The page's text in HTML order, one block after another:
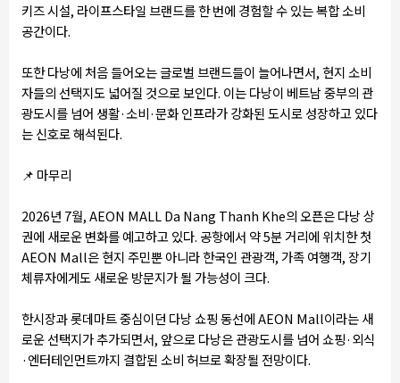
키즈 시설, 라이프스타일 브랜드를 한 번에 경험할 수 있는 복합 소비
공간이다.
또한 다낭에 처음 들어오는 글로벌 브랜드들이 늘어나면서, 현지 소비
자들의 선택지도 넓어질 것으로 보인다. 이는 다낭이 베트남 중부의 관
광도시를 넘어 생활·소비·문화 인프라가 강화된 도시로 성장하고 있다
는 신호로 해석된다.
📌 마무리
2026년 7월, AEON MALL Da Nang Thanh Khe의 오픈은 다낭 상
권에 새로운 변화를 예고하고 있다. 공항에서 약 5분 거리에 위치한 첫
AEON Mall은 현지 주민뿐 아니라 한국인 관광객, 가족 여행객, 장기
체류자에게도 새로운 방문지가 될 가능성이 크다.
한시장과 롯데마트 중심이던 다낭 쇼핑 동선에 AEON Mall이라는 새
로운 선택지가 추가되면서, 앞으로 다낭은 관광도시를 넘어 쇼핑·외식
·엔터테인먼트까지 결합된 소비 허브로 확장될 전망이다.